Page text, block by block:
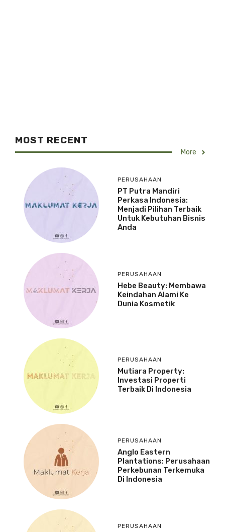
MOST RECENT
More
PERUSAHAAN
PT Putra Mandiri
Perkasa Indonesia:
Menjadi Pilihan Terbaik
Untuk Kebutuhan Bisnis
Anda
PERUSAHAAN
Hebe Beauty: Membawa
Keindahan Alami Ke
Dunia Kosmetik
PERUSAHAAN
Mutiara Property:
Investasi Properti
Terbaik Di Indonesia
PERUSAHAAN
Anglo Eastern
Plantations: Perusahaan
Perkebunan Terkemuka
Di Indonesia
PERUSAHAAN